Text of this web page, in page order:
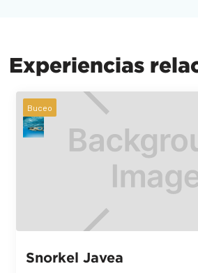
Experiencias
Buceo
Snorkel Javea